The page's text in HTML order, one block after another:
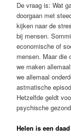
De vraag is: Wat
doorgaan met
kijken naar de
bij mensen.
economische of
mensen. Maar die
we maken
we allemaal
astmatische
Hetzelfde geldt
psychische
Helen is een